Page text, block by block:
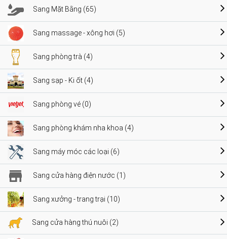
Sang Mặt Bằng (65)
Sang massage - xông hơi (5)
Sang phòng trà (4)
Sang sạp - Ki ốt (4)
Sang phòng vé (0)
Sang phòng khám nha khoa (4)
Sang máy móc các loại (6)
Sang cửa hàng điện nước (1)
Sang xưởng - trang trại (10)
Sang cửa hàng thú nuôi (2)